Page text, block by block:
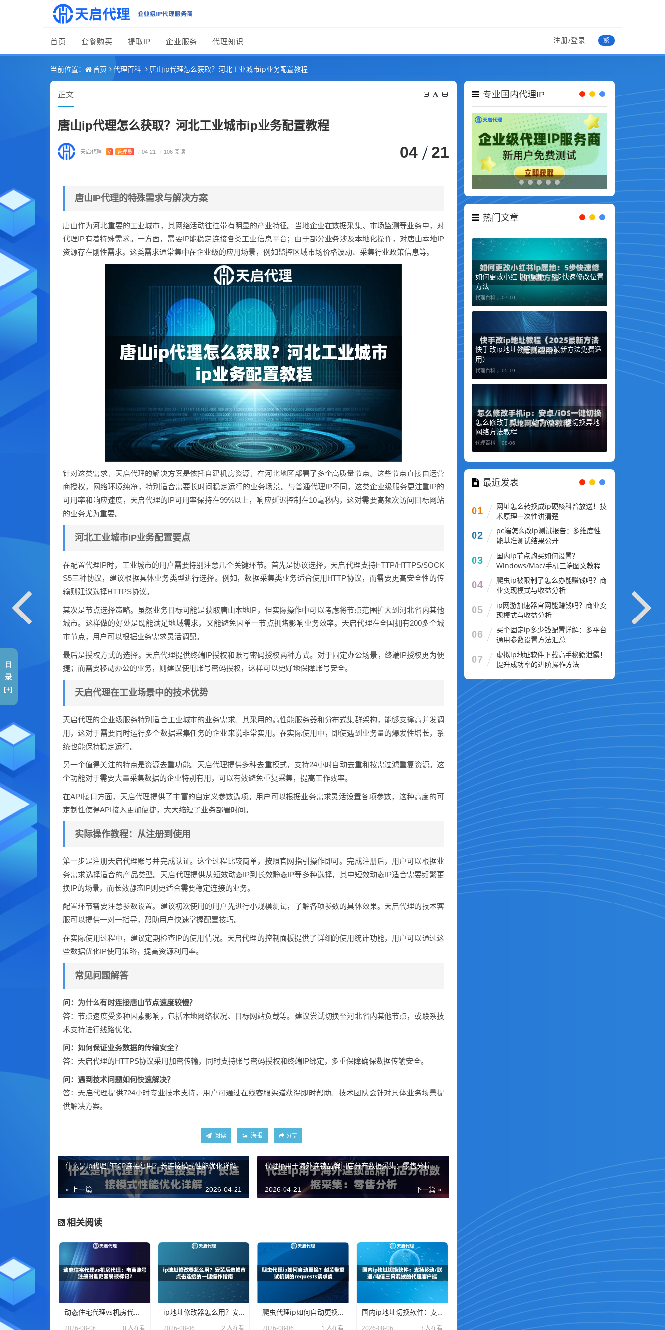
首页 套餐购买 提取IP 企业服务 代理知识 注册/登录 繁
当前位置： 首页 代理百科 唐山ip代理怎么获取？河北工业城市ip业务配置教程
正文
唐山ip代理怎么获取？河北工业城市ip业务配置教程
天启代理 V 管理员 / 04-21 / 106 阅读 04 21
唐山IP代理的特殊需求与解决方案
唐山作为河北重要的工业城市，其网络活动往往带有明显的产业特征。当地企业在数据采集、市场监测等业务中，对
代理IP有着特殊需求。一方面，需要IP能稳定连接各类工业信息平台；由于部分业务涉及本地化操作，对唐山本地IP
资源存在刚性需求。这类需求通常集中在企业级的应用场景，例如监控区域市场价格波动、采集行业政策信息等。
针对这类需求，天启代理的解决方案是依托自建机房资源，在河北地区部署了多个高质量节点。这些节点直接由运营
商授权，网络环境纯净，特别适合需要长时间稳定运行的业务场景。与普通代理IP不同，这类企业级服务更注重IP的
可用率和响应速度，天启代理的IP可用率保持在99%以上，响应延迟控制在10毫秒内，这对需要高频次访问目标网站
的业务尤为重要。
河北工业城市IP业务配置要点
在配置代理IP时，工业城市的用户需要特别注意几个关键环节。首先是协议选择，天启代理支持HTTP/HTTPS/SOCK
S5三种协议，建议根据具体业务类型进行选择。例如，数据采集类业务适合使用HTTP协议，而需要更高安全性的传
输则建议选择HTTPS协议。
其次是节点选择策略。虽然业务目标可能是获取唐山本地IP，但实际操作中可以考虑将节点范围扩大到河北省内其他
城市。这样做的好处是既能满足地域需求，又能避免因单一节点拥堵影响业务效率。天启代理在全国拥有200多个城
市节点，用户可以根据业务需求灵活调配。
最后是授权方式的选择。天启代理提供终端IP授权和账号密码授权两种方式。对于固定办公场景，终端IP授权更为便
捷；而需要移动办公的业务，则建议使用账号密码授权，这样可以更好地保障账号安全。
天启代理在工业场景中的技术优势
天启代理的企业级服务特别适合工业城市的业务需求。其采用的高性能服务器和分布式集群架构，能够支撑高并发调
用，这对于需要同时运行多个数据采集任务的企业来说非常实用。在实际使用中，即使遇到业务量的爆发性增长，系
统也能保持稳定运行。
另一个值得关注的特点是资源去重功能。天启代理提供多种去重模式，支持24小时自动去重和按需过滤重复资源。这
个功能对于需要大量采集数据的企业特别有用，可以有效避免重复采集，提高工作效率。
在API接口方面，天启代理提供了丰富的自定义参数选项。用户可以根据业务需求灵活设置各项参数，这种高度的可
定制性使得API接入更加便捷，大大缩短了业务部署时间。
实际操作教程：从注册到使用
第一步是注册天启代理账号并完成认证。这个过程比较简单，按照官网指引操作即可。完成注册后，用户可以根据业
务需求选择适合的产品类型。天启代理提供从短效动态IP到长效静态IP等多种选择，其中短效动态IP适合需要频繁更
换IP的场景，而长效静态IP则更适合需要稳定连接的业务。
配置环节需要注意参数设置。建议初次使用的用户先进行小规模测试，了解各项参数的具体效果。天启代理的技术客
服可以提供一对一指导，帮助用户快速掌握配置技巧。
在实际使用过程中，建议定期检查IP的使用情况。天启代理的控制面板提供了详细的使用统计功能，用户可以通过这
些数据优化IP使用策略，提高资源利用率。
常见问题解答
问：为什么有时连接唐山节点速度较慢？
答：节点速度受多种因素影响，包括本地网络状况、目标网站负载等。建议尝试切换至河北省内其他节点，或联系技
术支持进行线路优化。
问：如何保证业务数据的传输安全？
答：天启代理的HTTPS协议采用加密传输，同时支持账号密码授权和终端IP绑定，多重保障确保数据传输安全。
问：遇到技术问题如何快速解决？
答：天启代理提供724小时专业技术支持，用户可通过在线客服渠道获得即时帮助。技术团队会针对具体业务场景提
供解决方案。
阅读 海报 分享
什么是ip代理的TCP连接复用？长连接模式性能优化详解
« 上一篇 2026-04-21
代理ip用于海外连锁品牌门店分布数据采集：零售分析
下一篇 »
2026-04-21
相关阅读
动态住宅代理vs机房代理：电商账号注册时谁更容易被标记？
2026-08-06 0 人在看
ip地址修改器怎么用？安装后选城市点击连接的一键操作指南
2026-08-06 2 人在看
爬虫代理ip如何自动更换？封装带重试机制的requests请求类
2026-08-06 1 人在看
国内ip地址切换软件：支持移动/联通/电信三网混拨的代理客户端
2026-08-06 3 人在看
专业国内代理IP
热门文章
如何更改小红书ip属地：5步快速修改位置
方法
代理百科 ，07-10
快手改ip地址教程（2025最新方法免费适
用）
代理百科 ， 05-19
怎么修改手机ip：安卓/iOS一键切换异地
网络方法教程
代理百科 ， 08-06
最近发表
01
网址怎么转换成ip硬核科普放送！技
术原理一次性讲清楚
02
pc端怎么改ip测试报告：多维度性
能基准测试结果公开
03
国内ip节点购买如何设置？
Windows/Mac/手机三端图文教程
04
爬虫ip被限制了怎么办能赚钱吗？商
业变现模式与收益分析
05
ip网游加速器官网能赚钱吗？商业变
现模式与收益分析
06
买个固定ip多少钱配置详解：多平台
通用参数设置方法汇总
07
虚拟ip地址软件下载高手秘籍泄露！
提升成功率的进阶操作方法
目
录
[+]